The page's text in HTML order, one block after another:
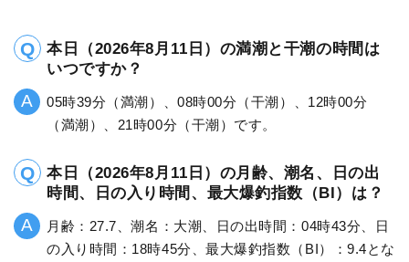
本日（2026年8月11日）の満潮と干潮の時間は
いつですか？
05時39分（満潮）、08時00分（干潮）、12時00分
（満潮）、21時00分（干潮）です。
本日（2026年8月11日）の月齢、潮名、日の出
時間、日の入り時間、最大爆釣指数（BI）は？
月齢：27.7、潮名：大潮、日の出時間：04時43分、日
の入り時間：18時45分、最大爆釣指数（BI）：9.4とな